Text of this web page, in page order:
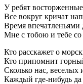
У ребят
Все вокруг кричат
Время впечатленьями
Мне с тобою и тебе
Кто расскажет о
Кто припомнит
Сколько нас, веселых
Каждый где-нибудь